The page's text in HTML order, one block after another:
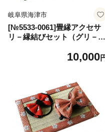
岐阜県海津市
[№5533-0061]畳縁アクセサ
リ－縁結びセット（グリ－
10,000